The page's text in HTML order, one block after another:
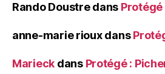
Rando Doustredans Protégé
anne-marie riouxdans
Marieck dans Protégé :